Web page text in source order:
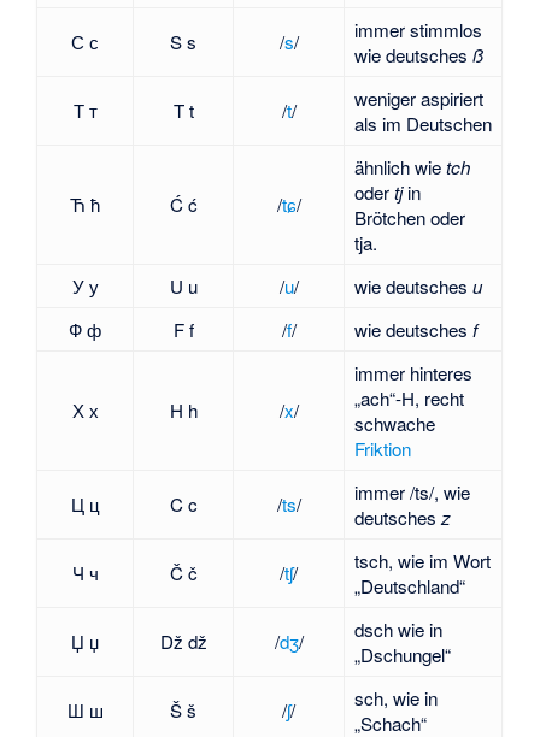
С с S s ​/⁠s⁠/​
immer stimmlos
wie deutsches ß
Т т T t ​/⁠t⁠/​
weniger aspiriert
als im Deutschen
Ћ ћ Ć ć /tɕ/
ähnlich wietch
odertjin
Brötchen oder
tja.
У у
U u ​/⁠u⁠/​ wie deutsches u
Ф ф
F f ​/⁠f⁠/​ wie deutsches f
Х х H h ​/⁠x⁠/​
immer hinteres
„ach“-H, recht
schwache
Friktion
Ц ц C c ​/⁠ts⁠/​
immer /ts/, wie
deutsches z
Ч ч Č č ​/⁠tʃ⁠/​
tsch, wie im Wort
„Deutschland“
Џ џ Dž dž ​/⁠dʒ⁠/​
dsch wie in
„Dschungel“
Ш ш Š š ​/⁠ʃ⁠/​
sch, wie in
„Schach“